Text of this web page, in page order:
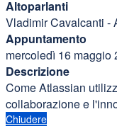
Altoparlanti
Vladimir Cavalcanti -
Appuntamento
mercoledì 16 maggio
Descrizione
Come Atlassian
collaborazione e
Chiudere